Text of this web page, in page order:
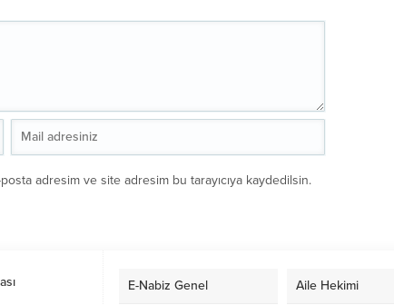
adresim ve site adresim bu tarayıcıya kaydedilsin.
E-Nabiz Genel Aile Hekimi